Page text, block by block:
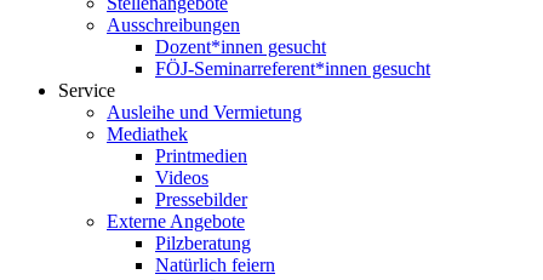
Ausschreibungen
Dozent*innen gesucht
FÖJ-Seminarreferent*innen gesucht
Service
Ausleihe und Vermietung
Mediathek
Printmedien
Videos
Pressebilder
Externe Angebote
Pilzberatung
Natürlich feiern